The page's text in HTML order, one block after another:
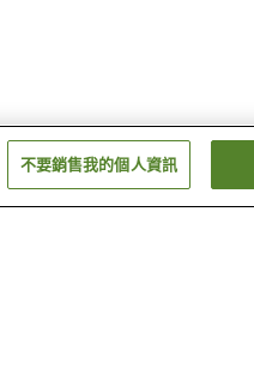
不要銷售我的個人資訊